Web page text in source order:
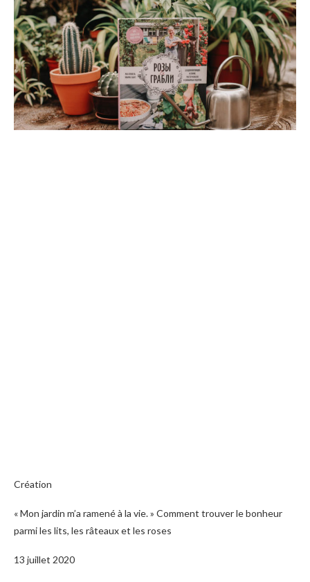
Création
« Mon jardin m’a ramené à la vie. » Comment trouver le bonheur
parmi les lits, les râteaux et les roses
13 juillet 2020